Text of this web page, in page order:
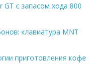
GT с запасом хода 800
клавиатура MNT
приготовления кофе